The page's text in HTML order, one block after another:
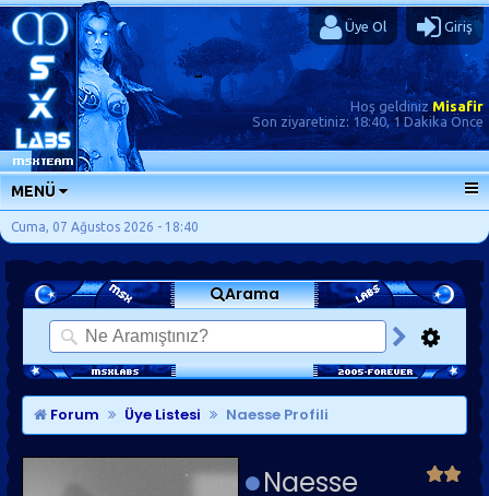
Üye Ol Giriş
Hoş geldinizMisafir
Son ziyaretiniz: 18:40, 1 Dakika Önce
MENÜ
ANA SAYFA
FORUMLAR
SORU-CEVAP
GÜNLÜKLER
SON MESAJLAR
KISAYOLLAR
Cuma, 07 Ağustos 2026 - 18:40
Arama
Forum Üye Listesi Naesse Profili
Naesse